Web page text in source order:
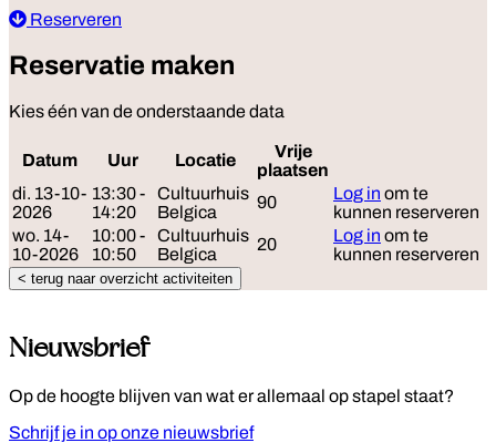
Reserveren
Reservatie maken
Kies één van de onderstaande data
Datum Uur Locatie
Vrije
plaatsen
di. 13-10-
2026
13:30 -
14:20
Cultuurhuis
Belgica
90 Log in om te
kunnen reserveren
wo. 14-
10-2026
10:00 -
10:50
Cultuurhuis
Belgica
20 Log in om te
kunnen reserveren
< terug naar overzicht activiteiten
Nieuwsbrief
Op de hoogte blijven van wat er allemaal op stapel staat?
Schrijf je in op onze nieuwsbrief